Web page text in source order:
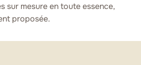
sur mesure en toute essence,
proposée.